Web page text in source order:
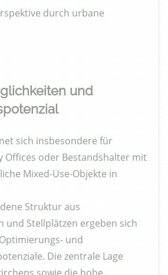
durch urbane
und
sich insbesondere für
Offices oder Bestandshalter mit
Mixed-Use-Objekte in
Struktur aus
und Stellplätzen ergeben sich
und
Die zentrale Lage